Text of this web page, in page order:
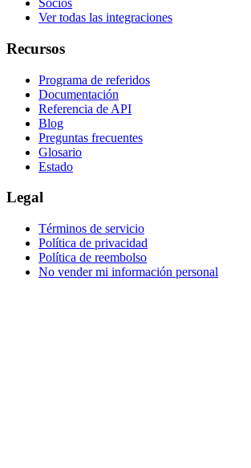
Socios
Ver todas las integraciones
Recursos
Programa de referidos
Documentación
Referencia de API
Blog
Preguntas frecuentes
Glosario
Estado
Legal
Términos de servicio
Política de privacidad
Política de reembolso
No vender mi información personal